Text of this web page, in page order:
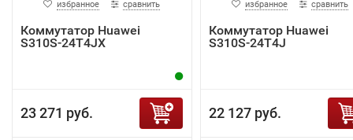
избранное сравнить
Коммутатор Huawei
S310S-24T4JX
23 271 руб.
избранное сравнить
Коммутатор Huawei
S310S-24T4J
22 127 руб.